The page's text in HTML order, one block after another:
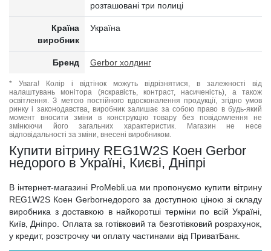
розташовані три полиці
Країна
виробник
Україна
Бренд Gerbor холдинг
* Увага! Колір і відтінок можуть відрізнятися, в залежності від
налаштувань монітора (яскравість, контраст, насиченість), а також
освітлення. З метою постійного вдосконалення продукції, згідно умов
ринку і законодавства, виробник залишає за собою право в будь-який
момент вносити зміни в конструкцію товару без повідомлення не
змінюючи його загальних характеристик. Магазин не несе
відповідальності за зміни, внесені виробником.
Купити вітрину REG1W2S Коен Gerbor
недорого в Україні, Києві, Дніпрі
В інтернет-магазині ProMebli.ua ми пропонуємо купити вітрину
REG1W2S Коен Gerborнедорого за доступною ціною зі складу
виробника з доставкою в найкоротші терміни по всій Україні,
Київ, Дніпро. Оплата за готівковий та безготівковий розрахунок,
у кредит, розстрочку чи оплату частинами від ПриватБанк.